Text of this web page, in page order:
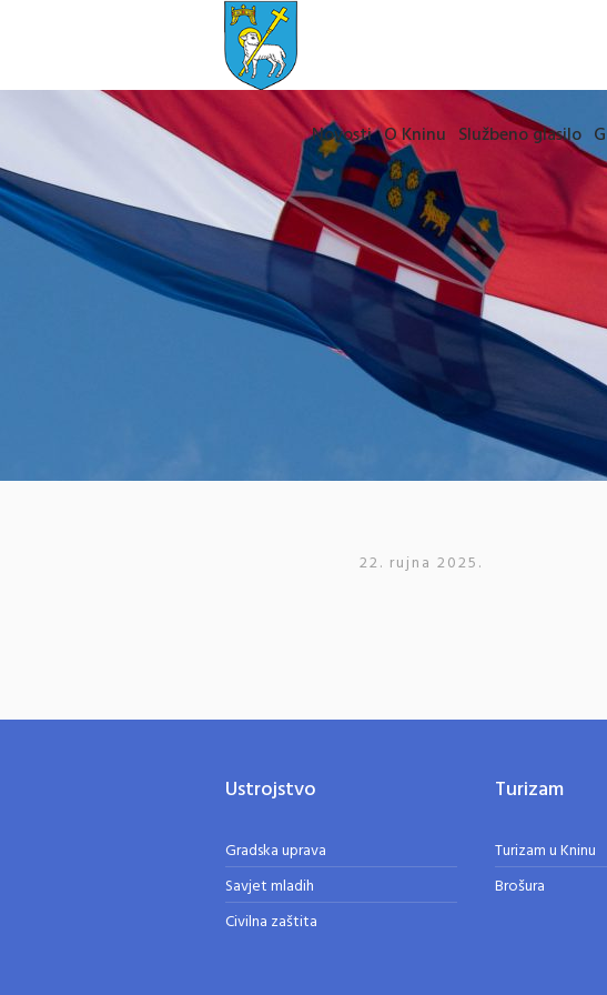
Novosti O Kninu Službeno glasilo
22. rujna 2025.
Ustrojstvo
Gradska uprava
Savjet mladih
Civilna zaštita
Turizam
Turizam u Kninu
Brošura